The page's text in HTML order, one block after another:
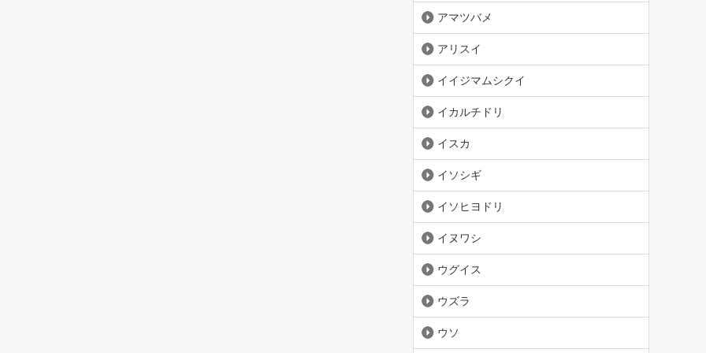
アマツバメ
アリスイ
イイジマムシクイ
イカルチドリ
イスカ
イソシギ
イソヒヨドリ
イヌワシ
ウグイス
ウズラ
ウソ